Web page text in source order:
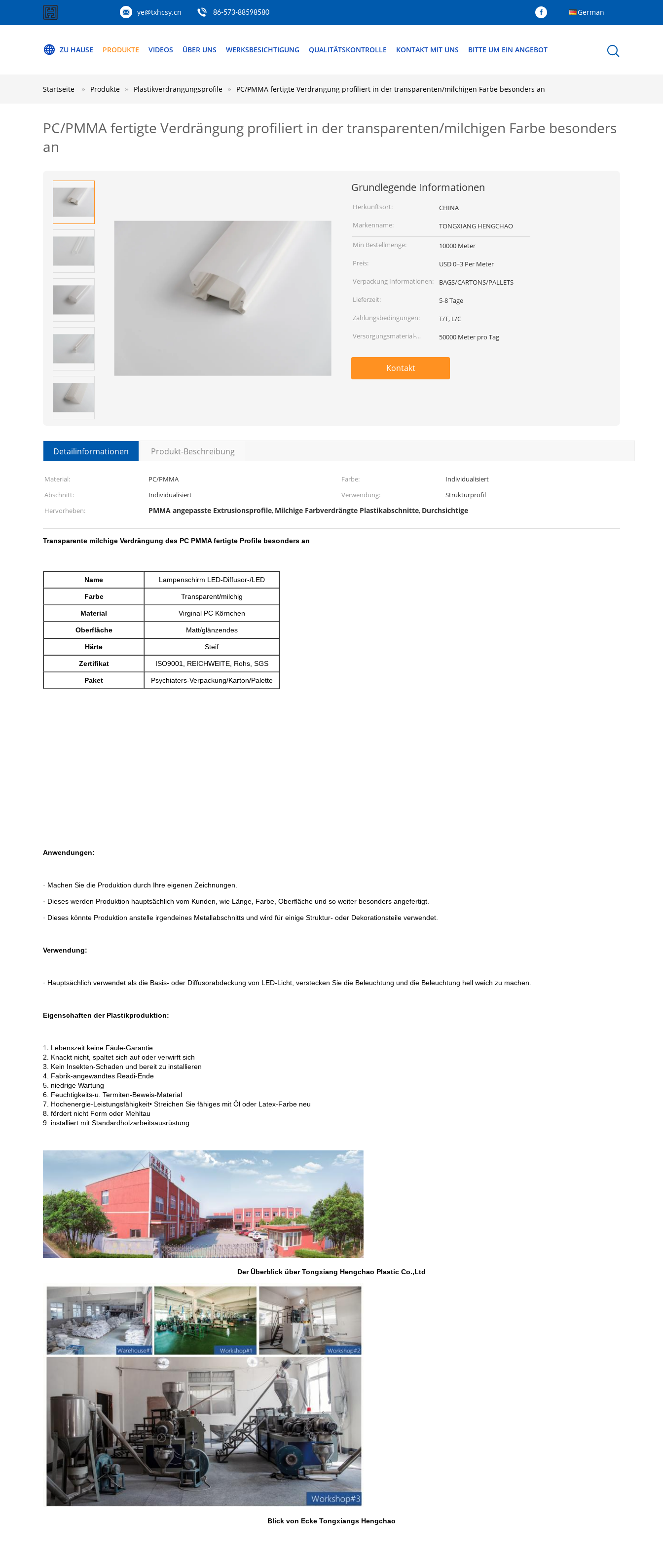
ye@txhcsy.cn 86-573-88598580 German
ZU HAUSE PRODUKTE VIDEOS ÜBER UNS WERKSBESICHTIGUNG QUALITÄTSKONTROLLE KONTAKT MIT UNS BITTE UM EIN ANGEBOT
Startseite Produkte Plastikverdrängungsprofile PC/PMMA fertigte Verdrängung profiliert in der transparenten/milchigen Farbe besonders an
PC/PMMA fertigte Verdrängung profiliert in der transparenten/milchigen Farbe besonders
an
Grundlegende Informationen
Herkunftsort:
CHINA
Markenname:
TONGXIANG HENGCHAO
Min Bestellmenge:
10000 Meter
Preis:
USD 0~3 Per Meter
Verpackung Informationen:
BAGS/CARTONS/PALLETS
Lieferzeit:
5-8 Tage
Zahlungsbedingungen:
T/T, L/C
Versorgungsmaterial-
50000 Meter pro Tag
Kontakt
Detailinformationen Produkt-Beschreibung
Material: PC/PMMA Farbe:
Individualisiert
Abschnitt:
Individualisiert Verwendung:
Strukturprofil
Hervorheben:
PMMA angepasste Extrusionsprofile, Milchige Farbverdrängte Plastikabschnitte, Durchsichtige
Transparente milchige Verdrängung des PC PMMA fertigte Profile besonders an
Name Lampenschirm LED-Diffusor-/LED
Farbe Transparent/milchig
Material Virginal PC Körnchen
Oberfläche Matt/glänzendes
Härte Steif
Zertifikat ISO9001, REICHWEITE, Rohs, SGS
Paket Psychiaters-Verpackung/Karton/Palette
Anwendungen:
· Machen Sie die Produktion durch Ihre eigenen Zeichnungen.
· Dieses werden Produktion hauptsächlich vom Kunden, wie Länge, Farbe, Oberfläche und so weiter besonders angefertigt.
· Dieses könnte Produktion anstelle irgendeines Metallabschnitts und wird für einige Struktur- oder Dekorationsteile verwendet.
Verwendung:
· Hauptsächlich verwendet als die Basis- oder Diffusorabdeckung von LED-Licht, verstecken Sie die Beleuchtung und die Beleuchtung hell weich zu machen.
Eigenschaften der Plastikproduktion:
1. Lebenszeit keine Fäule-Garantie
2. Knackt nicht, spaltet sich auf oder verwirft sich
3. Kein Insekten-Schaden und bereit zu installieren
4. Fabrik-angewandtes Readi-Ende
5. niedrige Wartung
6. Feuchtigkeits-u. Termiten-Beweis-Material
7. Hochenergie-Leistungsfähigkeit• Streichen Sie fähiges mit Öl oder Latex-Farbe neu
8. fördert nicht Form oder Mehltau
9. installiert mit Standardholzarbeitsausrüstung
Der Überblick über Tongxiang Hengchao Plastic Co.,Ltd
Blick von Ecke Tongxiangs Hengchao